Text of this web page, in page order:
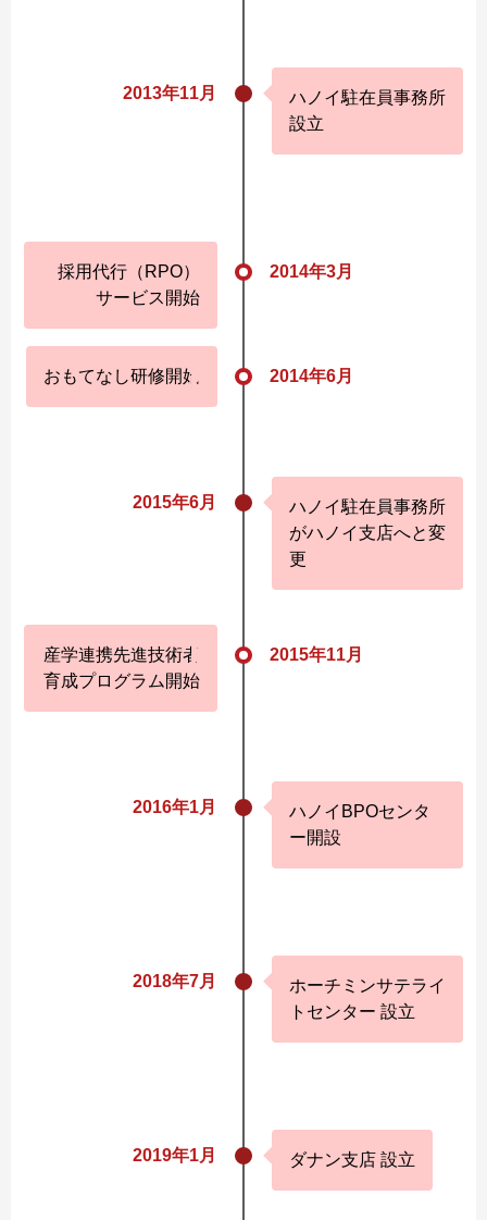
2013年11月
ハノイ駐在員事務所
設立
採用代行（RPO）
サービス開始
2014年3月
おもてなし研修開始 2014年6月
2015年6月
ハノイ駐在員事務所
がハノイ支店へと変
更
産学連携先進技術者
育成プログラム開始
2015年11月
2016年1月
ハノイBPOセンタ
ー開設
2018年7月
ホーチミンサテライ
トセンター 設立
2019年1月 ダナン支店 設立